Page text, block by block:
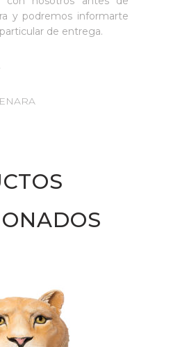
y podremos informarte
de entrega.